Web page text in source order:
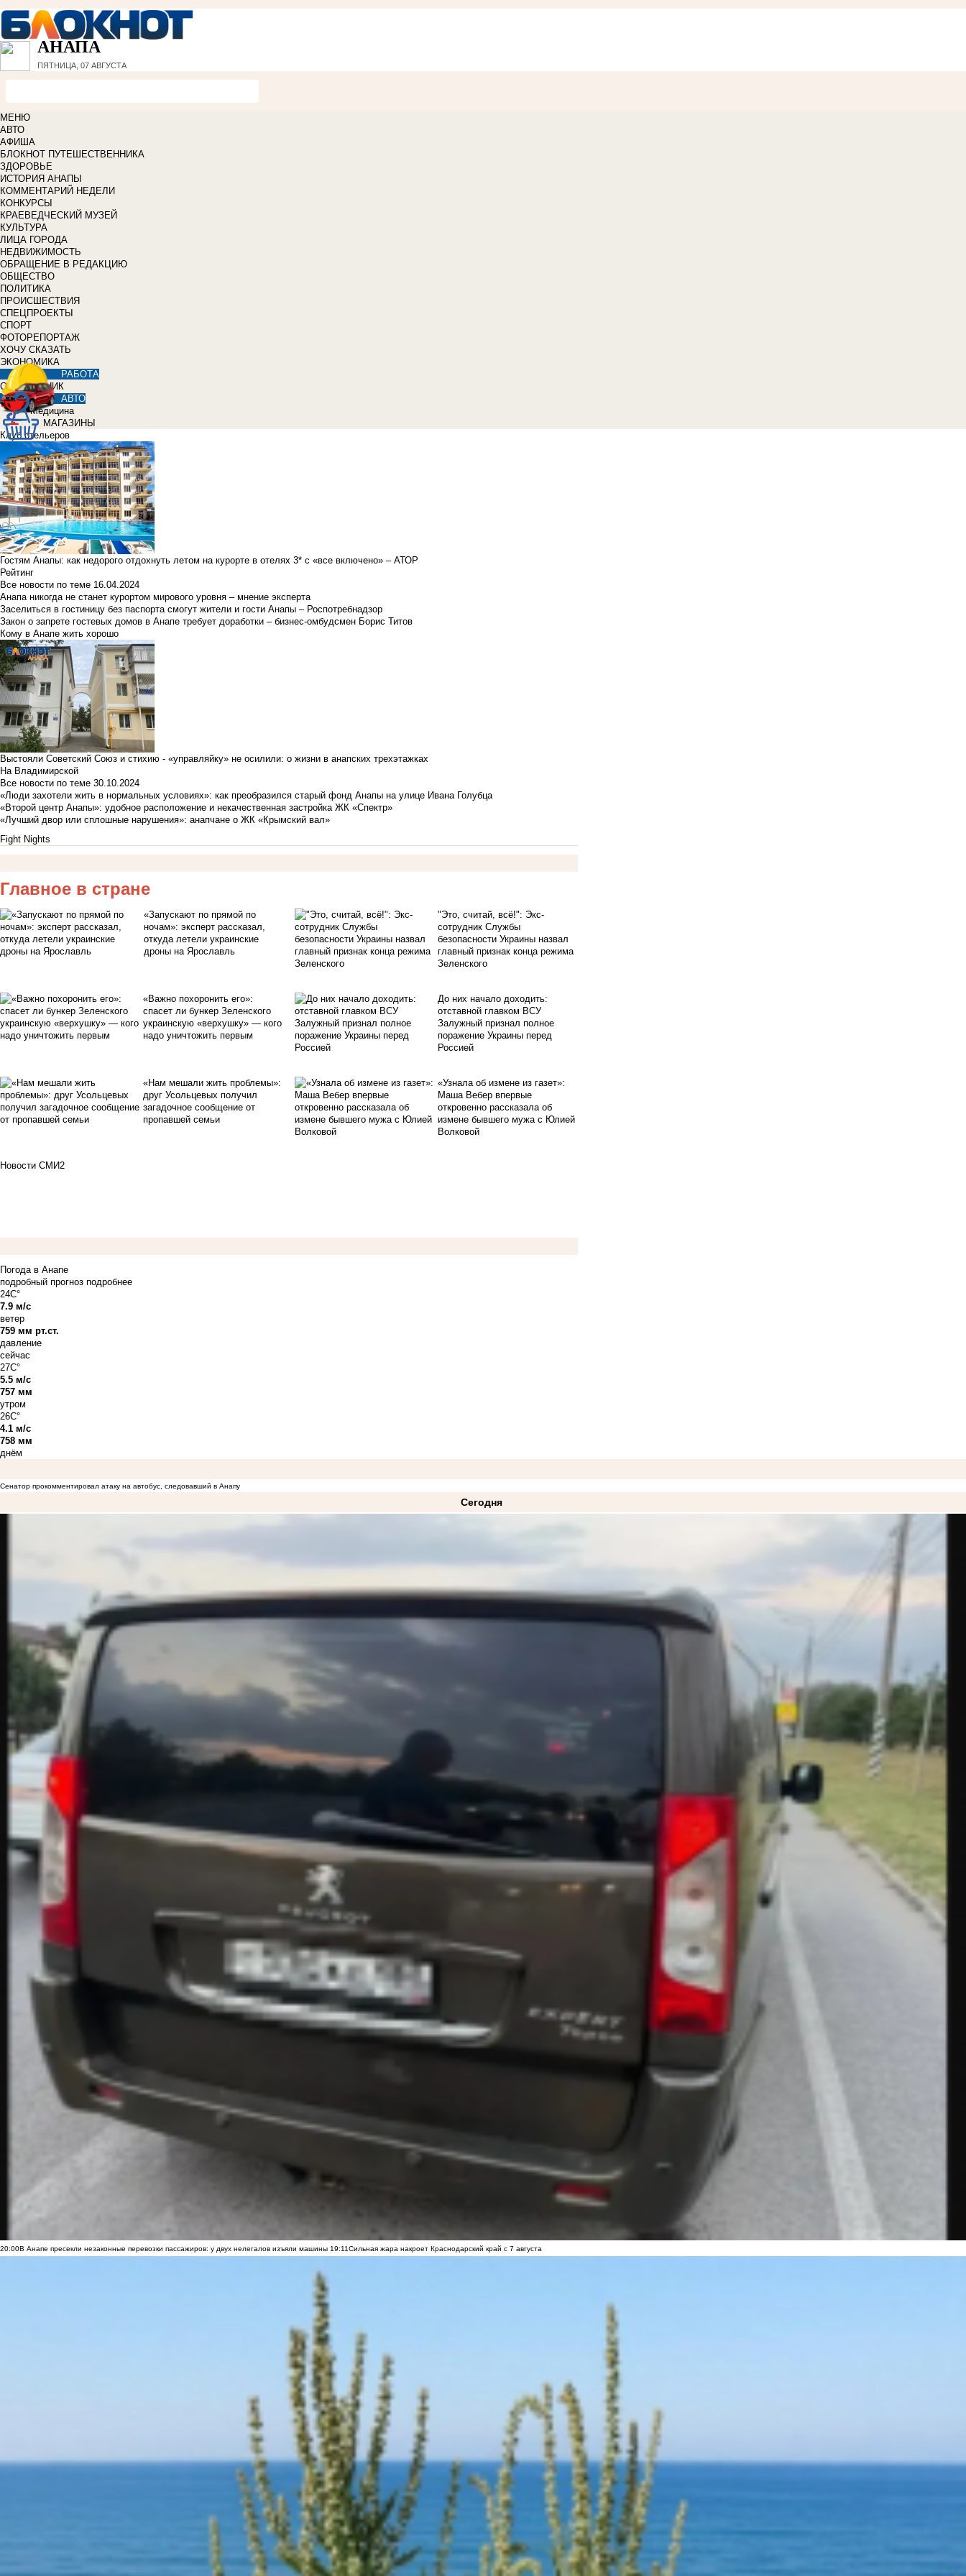
АНАПА
ПЯТНИЦА, 07 АВГУСТА
МЕНЮ
АВТО
АФИША
БЛОКНОТ ПУТЕШЕСТВЕННИКА
ЗДОРОВЬЕ
ИСТОРИЯ АНАПЫ
КОММЕНТАРИЙ НЕДЕЛИ
КОНКУРСЫ
КРАЕВЕДЧЕСКИЙ МУЗЕЙ
КУЛЬТУРА
ЛИЦА ГОРОДА
НЕДВИЖИМОСТЬ
ОБРАЩЕНИЕ В РЕДАКЦИЮ
ОБЩЕСТВО
ПОЛИТИКА
ПРОИСШЕСТВИЯ
СПЕЦПРОЕКТЫ
СПОРТ
ФОТОРЕПОРТАЖ
ХОЧУ СКАЗАТЬ
ЭКОНОМИКА
РАБОТА
СПРАВОЧНИК
АВТО
Медицина
МАГАЗИНЫ
Клуб отельеров
Гостям Анапы: как недорого отдохнуть летом на курорте в отелях 3* с «все включено» – АТОР
Рейтинг
Все новости по теме 16.04.2024
Анапа никогда не станет курортом мирового уровня – мнение эксперта
Заселиться в гостиницу без паспорта смогут жители и гости Анапы – Роспотребнадзор
Закон о запрете гостевых домов в Анапе требует доработки – бизнес-омбудсмен Борис Титов
Кому в Анапе жить хорошо
Выстояли Советский Союз и стихию - «управляйку» не осилили: о жизни в анапских трехэтажках
На Владимирской
Все новости по теме 30.10.2024
«Люди захотели жить в нормальных условиях»: как преобразился старый фонд Анапы на улице Ивана Голубца
«Второй центр Анапы»: удобное расположение и некачественная застройка ЖК «Спектр»
«Лучший двор или сплошные нарушения»: анапчане о ЖК «Крымский вал»
Fight Nights
Главное в стране
«Запускают по прямой по
ночам»: эксперт рассказал,
откуда летели украинские
дроны на Ярославль
"Это, считай, всё!": Экс-
сотрудник Службы
безопасности Украины назвал
главный признак конца режима
Зеленского
«Важно похоронить его»:
спасет ли бункер Зеленского
украинскую «верхушку» — кого
надо уничтожить первым
До них начало доходить:
отставной главком ВСУ
Залужный признал полное
поражение Украины перед
Россией
«Нам мешали жить проблемы»:
друг Усольцевых получил
загадочное сообщение от
пропавшей семьи
«Узнала об измене из газет»:
Маша Вебер впервые
откровенно рассказала об
измене бывшего мужа с Юлией
Волковой
Новости СМИ2
Погода в Анапе
подробный прогноз подробнее
24C°
7.9 м/с
ветер
759 мм рт.ст.
давление
сейчас
27C°
5.5 м/с
757 мм
утром
26C°
4.1 м/с
758 мм
днём
Сенатор прокомментировал атаку на автобус, следовавший в Анапу
Сегодня
20:00В Анапе пресекли незаконные перевозки пассажиров: у двух нелегалов изъяли машины 19:11Сильная жара накроет Краснодарский край с 7 августа